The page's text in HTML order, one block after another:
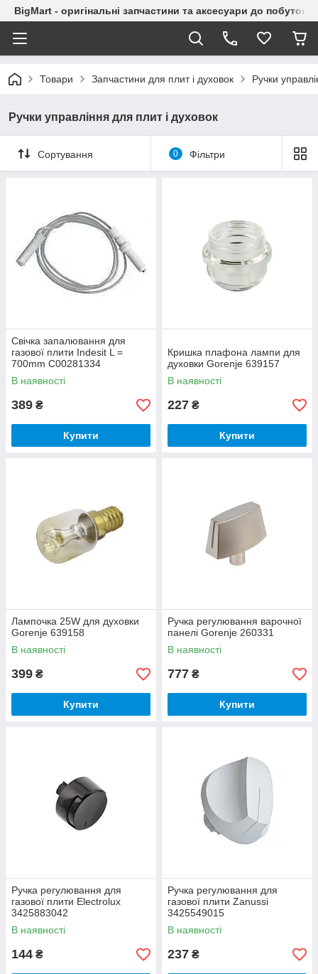
BigMart - оригінальні запчастини та аксесуари до побутової
Товари Запчастини для плит і духовок Ручки
Ручки управління для плит і духовок
Сортування 0 Фільтри
Свічка запалювання для
газової плити Indesit L =
700mm C00281334
В наявності
389 ₴
Купити
Кришка плафона лампи для
духовки Gorenje 639157
В наявності
227 ₴
Купити
Лампочка 25W для духовки
Gorenje 639158
В наявності
399 ₴
Купити
Ручка регулювання варочної
панелі Gorenje 260331
В наявності
777 ₴
Купити
Ручка регулювання для
газової плити Electrolux
3425883042
В наявності
144 ₴
Ручка регулювання для
газової плити Zanussi
3425549015
В наявності
237 ₴